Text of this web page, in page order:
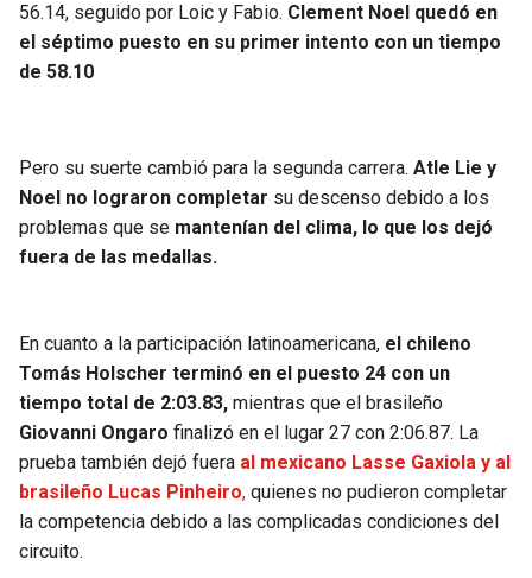
56.14, seguido por Loic y Fabio. Clement Noel quedó en
el séptimo puesto en su primer intento con un tiempo
de 58.10
Pero su suerte cambió para la segunda carrera. Atle Lie y
Noel no lograron completar su descenso debido a los
problemas que se mantenían del clima, lo que los dejó
fuera de las medallas.
En cuanto a la participación latinoamericana, el chileno
Tomás Holscher terminó en el puesto 24 con un
tiempo total de 2:03.83, mientras que el brasileño
Giovanni Ongaro finalizó en el lugar 27 con 2:06.87. La
prueba también dejó fuera al mexicano Lasse Gaxiola y al
brasileño Lucas Pinheiro, quienes no pudieron completar
la competencia debido a las complicadas condiciones del
circuito.